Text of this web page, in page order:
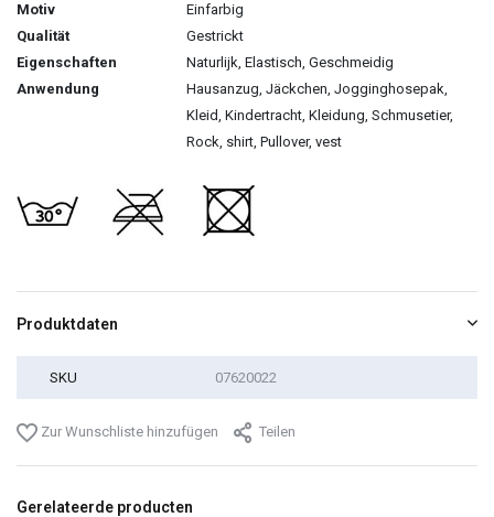
Motiv
Einfarbig
Qualität
Gestrickt
Eigenschaften
Naturlijk, Elastisch, Geschmeidig
Anwendung
Hausanzug, Jäckchen, Jogginghosepak,
Kleid, Kindertracht, Kleidung, Schmusetier,
Rock, shirt, Pullover, vest
Produktdaten
SKU 07620022
Zur Wunschliste hinzufügen Teilen
Gerelateerde producten